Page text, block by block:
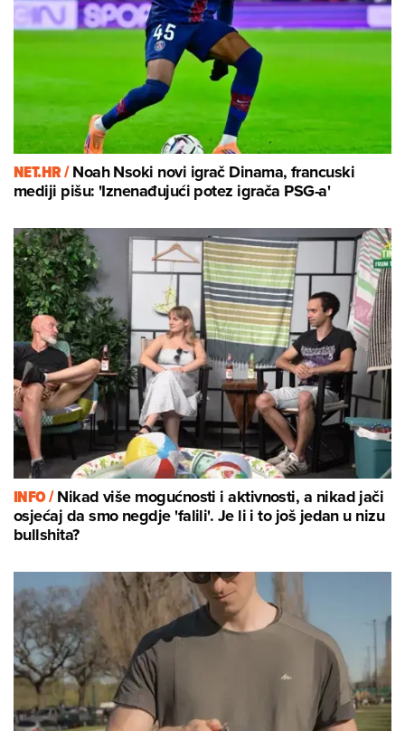
NET.HR /Noah Nsoki novi igrač Dinama, francuski
mediji pišu: 'Iznenađujući potez igrača PSG-a'
INFO /Nikad više mogućnosti i aktivnosti, a nikad jači
osjećaj da smo negdje 'falili'. Je li i to još jedan u nizu
bullshita?